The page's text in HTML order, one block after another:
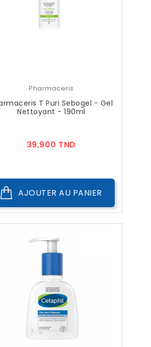
Pharmaceris
T Puri Sebogel - Gel
Nettoyant - 190ml
39,900 TND
AJOUTER AU PANIER